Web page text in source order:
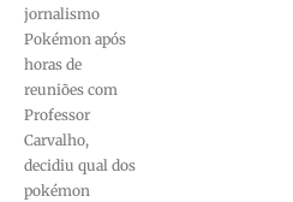
jornalismo
Pokémon após
horas de
reuniões com
Professor
Carvalho,
decidiu qual dos
pokémon